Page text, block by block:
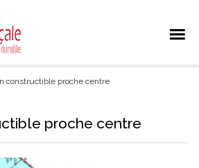
constructible proche centre
proche centre